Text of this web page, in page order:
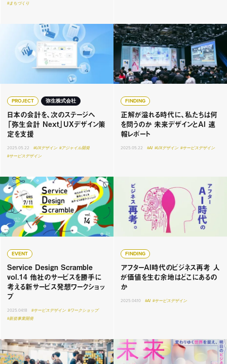
#まちづくり
PROJECT 弥生株式会社
日本の会計を、次のステージへ
「弥生会計 Next」UXデザイン策
定を支援
2025.05.22 #UXデザイン #アジャイル開発
#サービスデザイン
FINDING
正解が溢れる時代に、私たちは何
を問うのか 未来デザインとAI 速
報レポート
2025.05.22 #AI #UXデザイン #サービスデザイン
EVENT
Service Design Scramble
vol.14 他社のサービスを勝手に
考える新サービス発想ワークショッ
プ
2025.04.18 #サービスデザイン #ワークショップ
#新規事業開発
FINDING
アフターAI時代のビジネス再考 人
が価値を生む余地はどこにあるの
か
2025.04.10 #AI #サービスデザイン